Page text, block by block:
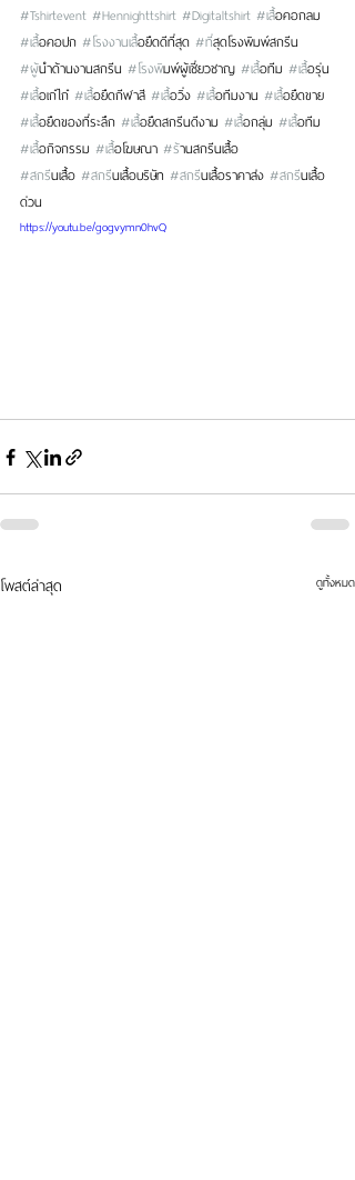
#Tshirtevent #Hennighttshirt #Digitaltshirt #เสื้อคอกลม
#เสื้อคอปก #โรงงานเสื้อยืดดีที่สุด #ที่สุดโรงพิมพ์สกรีน
#ผู้นำด้านงานสกรีน #โรงพิมพ์ผู้เชี่ยวชาญ #เสื้อทีม #เสื้อรุ่น
#เสื้อเก๋ไก๋ #เสื้อยืดกีฬาสี #เสื้อวิ่ง #เสื้อทีมงาน #เสื้อยืดขาย
#เสื้อยืดของที่ระลึก #เสื้อยืดสกรีนดีงาม #เสื้อกลุ่ม #เสื้อทีม
#เสื้อกิจกรรม #เสื้อโฆษณา #ร้านสกรีนเสื้อ
#สกรีนเสื้อ #สกรีนเสื้อบริษัท #สกรีนเสื้อราคาส่ง #สกรีนเสื้อ
ด่วน
https://youtu.be/gogvymn0hvQ
โพสต์ล่าสุด ดูทั้งหมด